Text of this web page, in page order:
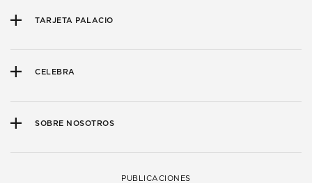
TARJETA PALACIO
CELEBRA
SOBRE NOSOTROS
PUBLICACIONES